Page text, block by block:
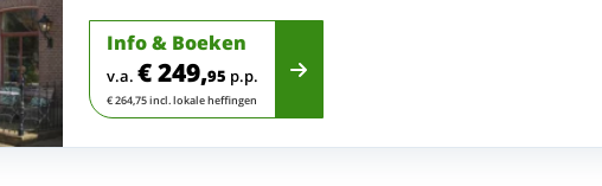
Info & Boeken
v.a. € 249,95 p.p.
€ 264,75 incl. lokale heffingen